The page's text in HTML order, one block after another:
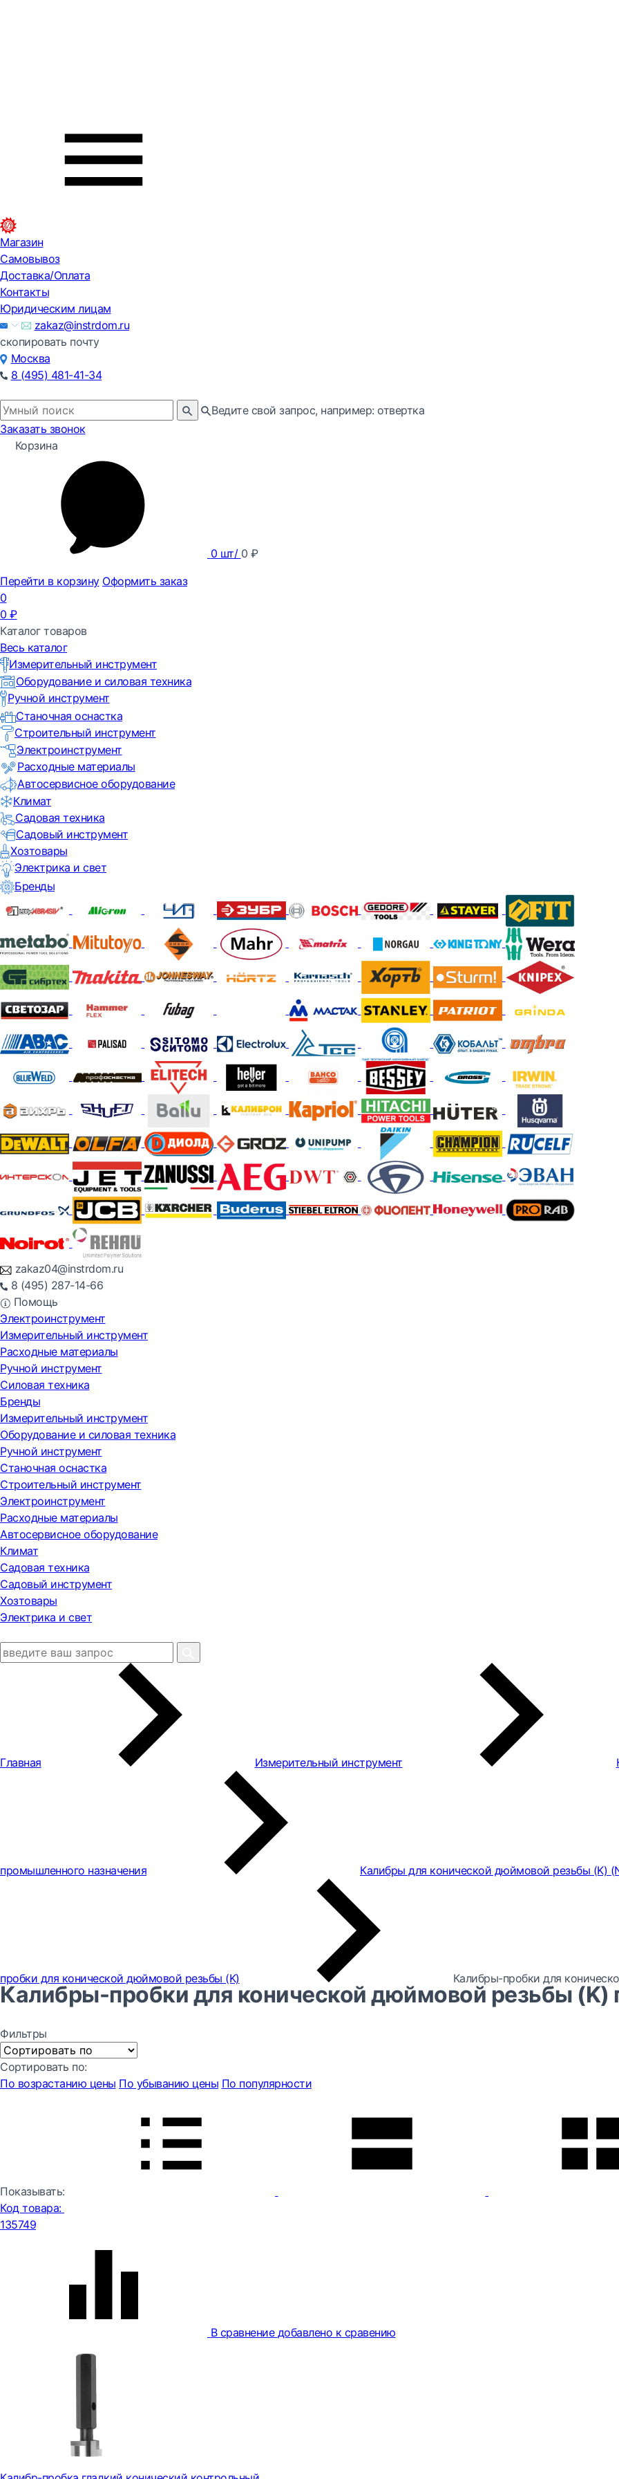
Магазин
Самовывоз
Доставка/Оплата
Контакты
Юридическим лицам
zakaz@instrdom.ru
скопировать почту
Москва
8 (495) 481-41-34
Ведите свой запрос, например: отвертка
Заказать звонок
Корзина
0 шт/ 0 ₽
Перейти в корзину Оформить заказ
0
0 ₽
Каталог товаров
Весь каталог
Измерительный инструмент
Оборудование и силовая техника
Ручной инструмент
Станочная оснастка
Строительный инструмент
Электроинструмент
Расходные материалы
Автосервисное оборудование
Климат
Садовая техника
Садовый инструмент
Хозтовары
Электрика и свет
Бренды
zakaz04@instrdom.ru
8 (495) 287-14-66
Помощь
Электроинструмент
Измерительный инструмент
Расходные материалы
Ручной инструмент
Силовая техника
Бренды
Измерительный инструмент
Оборудование и силовая техника
Ручной инструмент
Станочная оснастка
Строительный инструмент
Электроинструмент
Расходные материалы
Автосервисное оборудование
Климат
Садовая техника
Садовый инструмент
Хозтовары
Электрика и свет
Главная Измерительный инструмент
промышленного назначения Калибры для конической дюймовой резьбы (K)
пробки для конической дюймовой резьбы (K) Калибры-пробки для
Калибры-пробки для конической дюймовой резьбы (K)
Фильтры
Сортировать по:
По возрастанию цены По убыванию цены По популярности
Показывать:
Код товара:
135749
В сравнение добавлено к сравению